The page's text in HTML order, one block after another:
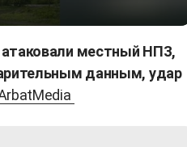
местный НПЗ,
данным, удар